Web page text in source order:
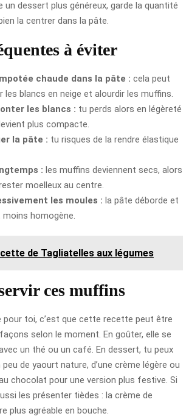
un dessert plus généreux, garde la quantité
la centrer dans la pâte.
à éviter
chaude dans la pâte : cela peut
les blancs en neige et alourdir les muffins.
les blancs : tu perds alors en légèreté
plus compacte.
la pâte : tu risques de la rendre élastique
: les muffins deviennent secs, alors
moelleux au centre.
les moules : la pâte déborde et
homogène.
de Tagliatelles aux légumes
ces muffins
pour toi, c’est que cette recette peut être
selon le moment. En goûter, elle se
un thé ou un café. En dessert, tu peux
peu de yaourt nature, d’une crème légère ou
chocolat pour une version plus festive. Si
les présenter tièdes : la crème de
plus agréable en bouche.